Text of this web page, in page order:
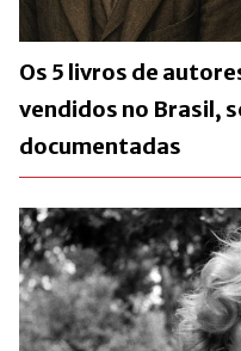
Os 5 livros de
vendidos no Brasil,
documentadas